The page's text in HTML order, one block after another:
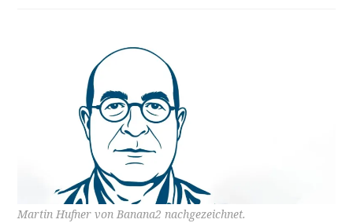
Martin Hufner von Banana2 nachgezeichnet.